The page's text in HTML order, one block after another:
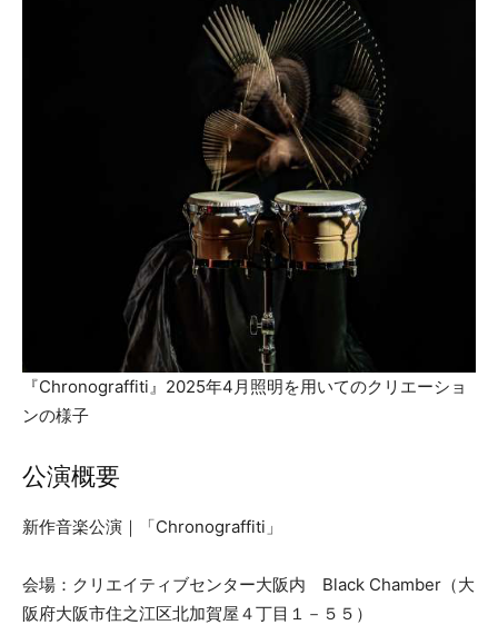
『Chronograffiti』2025年4月照明を用いてのクリエーショ
ンの様子
公演概要
新作音楽公演｜「Chronograffiti」
会場：クリエイティブセンター大阪内 Black Chamber（大
阪府大阪市住之江区北加賀屋４丁目１－５５）